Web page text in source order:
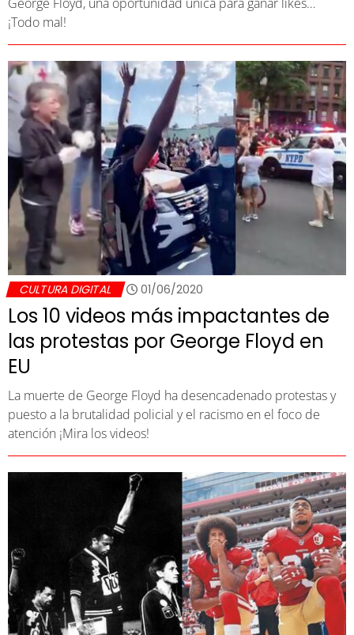
¡Todo mal!
CULTURA DIGITAL 01/06/2020
Los 10 videos más impactantes de
las protestas por George Floyd en
EU
La muerte de George Floyd ha desencadenado protestas y
puesto a la brutalidad policial y el racismo en el foco de
atención ¡Mira los videos!